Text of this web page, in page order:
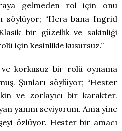
gelmeden rol için onu
söylüyor; “Hera bana Ingrid
Klasik bir güzellik ve sakinliği
için kesinlikle kusursuz.”
ve korkusuz bir rolü oynama
Şunları söylüyor; “Hester
ve zorlayıcı bir karakter.
yanını seviyorum. Ama yine
özlüyor. Hester bir amacı